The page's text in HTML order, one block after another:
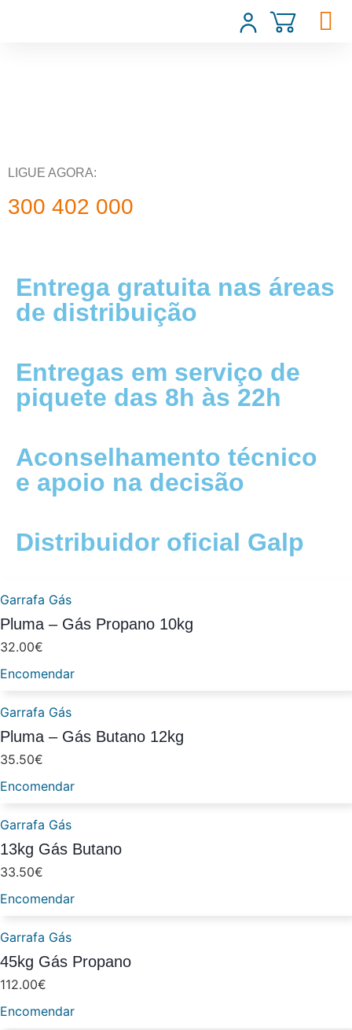
LIGUE AGORA:
300 402 000
Entrega gratuita nas áreas
de distribuição
Entregas em serviço de
piquete das 8h às 22h
Aconselhamento técnico
e apoio na decisão
Distribuidor oficial Galp
Garrafa Gás
Pluma – Gás Propano 10kg
32.00€
Encomendar
Garrafa Gás
Pluma – Gás Butano 12kg
35.50€
Encomendar
Garrafa Gás
13kg Gás Butano
33.50€
Encomendar
Garrafa Gás
45kg Gás Propano
112.00€
Encomendar